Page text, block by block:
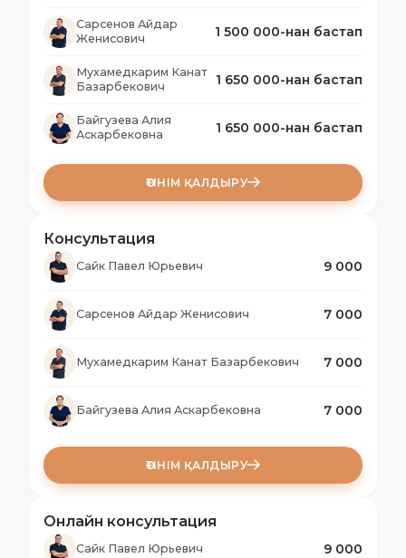
Сарсенов Айдар
Женисович
1 500 000-нан бастап
Мухамедкарим Канат
Базарбекович
1 650 000-нан бастап
Байгузева Алия
Аскарбековна
1 650 000-нан бастап
ӨТІНІМ ҚАЛДЫРУ
Консультация
Сайк Павел Юрьевич 9 000
Сарсенов Айдар Женисович 7 000
Мухамедкарим Канат Базарбекович 7 000
Байгузева Алия Аскарбековна 7 000
ӨТІНІМ ҚАЛДЫРУ
Онлайн консультация
Сайк Павел Юрьевич 9 000